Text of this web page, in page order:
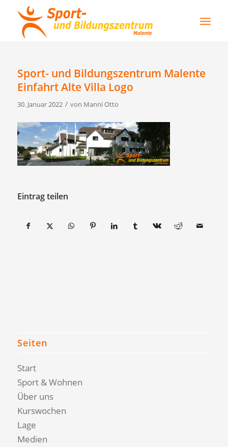
Sport- und Bildungszentrum Malente
Einfahrt Alte Villa Logo
30. Januar 2022 / von Manni Otto
Eintrag teilen
Seiten
Start
Sport & Wohnen
Über uns
Kurswochen
Lage
Medien